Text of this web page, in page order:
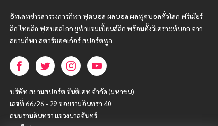
อัพเดทข่าวสารวงการกีฬา ฟุตบอล ผลบอล ผลฟุตบอลทั่วโลก ฟรีเมียร์
ลีก ไทยลีก ฟุตบอลโลก ยูฟ่าแซมเปี้ยนส์ลีก พร้อมทั้งวิเคราะห์บอล จาก
สยามกีฬา สตาร์ชอคเก้อร์ สปอร์ตพูล
บริษัท สยามสปอร์ต ซินติเคท จำกัด (มหาชน)
เลขที่ 66/26 - 29 ซอยรามอินทรา 40
ถนนรามอินทรา แขวงนวลจันทร์